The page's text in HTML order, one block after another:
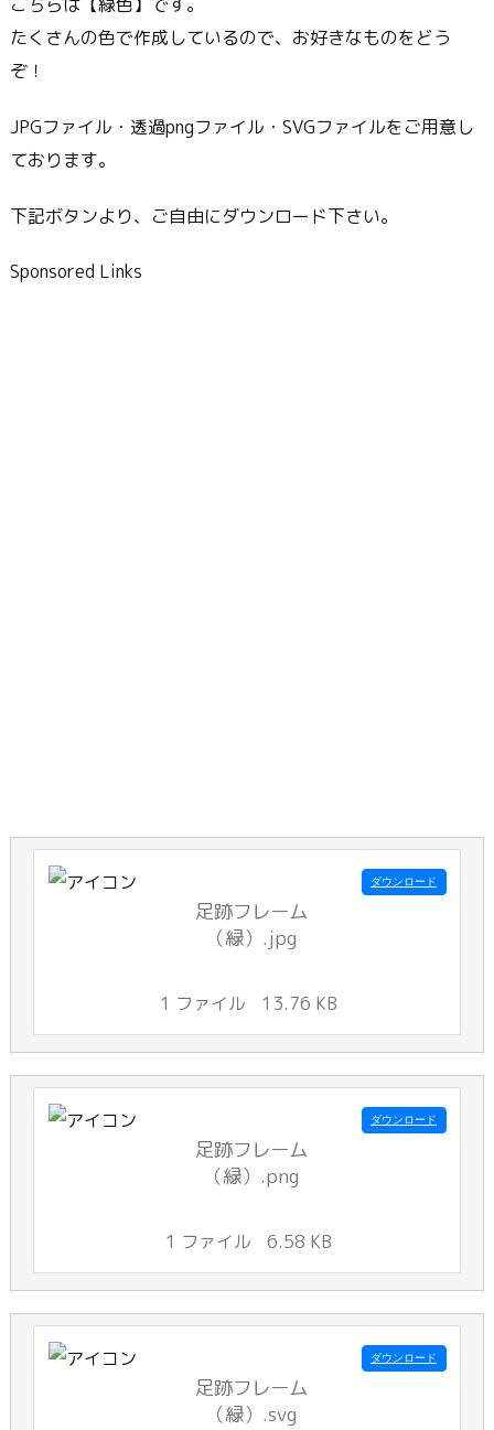
たくさんの色で作成しているので、お好きなものをどう
ぞ！
JPGファイル・透過pngファイル・SVGファイルをご用意し
ております。
下記ボタンより、ご自由にダウンロード下さい。
Sponsored Links
足跡フレーム
（緑）.jpg
1 ファイル 13.76 KB
ダウンロード
足跡フレーム
（緑）.png
1 ファイル 6.58 KB
ダウンロード
足跡フレーム
（緑）.svg
ダウンロード